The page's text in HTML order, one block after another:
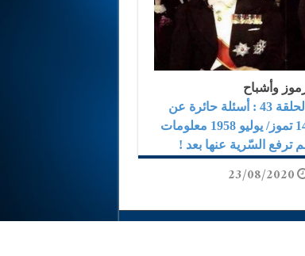
وأشباح
الحلقة 43 : أسئلة حائرة عن
14 تموز/ يوليو 1958 معلومات
ترفع السّرية عنها بعد !
23/08/2020